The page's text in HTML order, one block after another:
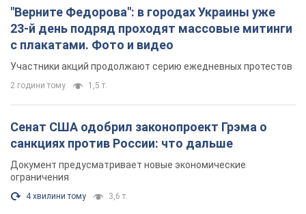
"Верните Федорова": в городах Украины уже
23-й день подряд проходят массовые митинги
с плакатами. Фото и видео
Участники акций продолжают серию ежедневных протестов
2 години тому 1,5 т.
Сенат США одобрил законопроект Грэма о
санкциях против России: что дальше
Документ предусматривает новые экономические
ограничения
4 хвилини тому 3,6 т.